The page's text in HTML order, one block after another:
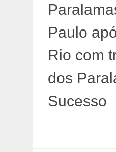
Paulo
Rio com
dos
Sucesso